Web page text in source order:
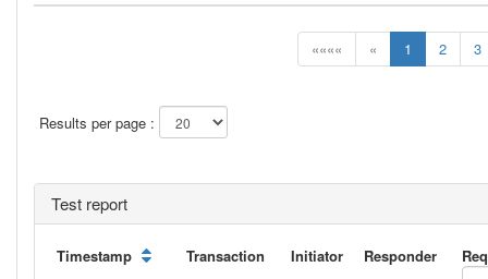
«««« « 1 2 3
Results per page :
Test report
Timestamp Transaction Initiator Responder